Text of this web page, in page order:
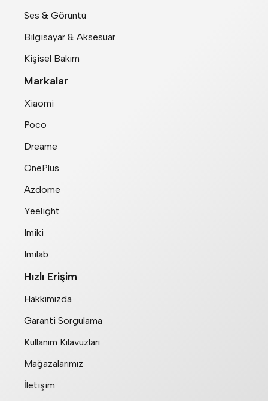
Ses & Görüntü
Bilgisayar & Aksesuar
Kişisel Bakım
Markalar
Xiaomi
Poco
Dreame
OnePlus
Azdome
Yeelight
Imiki
Imilab
Hızlı Erişim
Hakkımızda
Garanti Sorgulama
Kullanım Kılavuzları
Mağazalarımız
İletişim